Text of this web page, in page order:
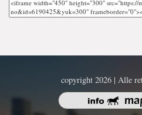
copyright 2026 | Alle